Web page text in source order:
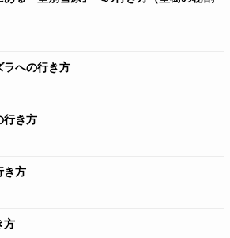
ラへの行き方
行き方
き方
方